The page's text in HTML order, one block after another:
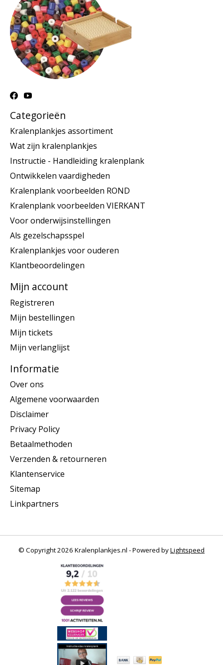
Categorieën
Kralenplankjes assortiment
Wat zijn kralenplankjes
Instructie - Handleiding kralenplank
Ontwikkelen vaardigheden
Kralenplank voorbeelden ROND
Kralenplank voorbeelden VIERKANT
Voor onderwijsinstellingen
Als gezelschapsspel
Kralenplankjes voor ouderen
Klantbeoordelingen
Mijn account
Registreren
Mijn bestellingen
Mijn tickets
Mijn verlanglijst
Informatie
Over ons
Algemene voorwaarden
Disclaimer
Privacy Policy
Betaalmethoden
Verzenden & retourneren
Klantenservice
Sitemap
Linkpartners
© Copyright 2026 Kralenplankjes.nl - Powered byLightspeed